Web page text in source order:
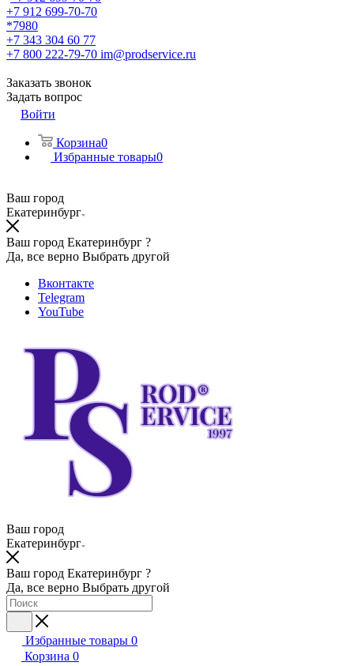
+7 912 699-70-70
*7980
+7 343 304 60 77
+7 800 222-79-70 im@prodservice.ru
Заказать звонок
Задать вопрос
Войти
Корзина0
Избранные товары0
Ваш город
Екатеринбург
Ваш город Екатеринбург ?
Да, все верно Выбрать другой
Вконтакте
Telegram
YouTube
Ваш город
Екатеринбург
Ваш город Екатеринбург ?
Да, все верно Выбрать другой
Избранные товары 0
Корзина 0